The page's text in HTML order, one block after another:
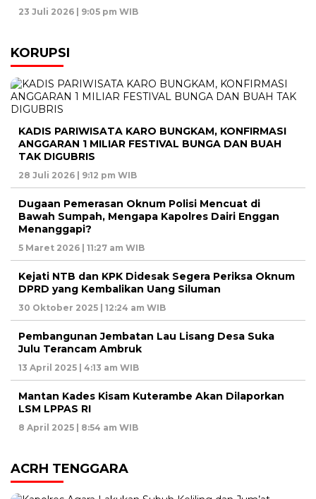
23 Juli 2026 | 9:05 pm WIB
KORUPSI
KADIS PARIWISATA KARO BUNGKAM, KONFIRMASI
ANGGARAN 1 MILIAR FESTIVAL BUNGA DAN BUAH
TAK DIGUBRIS
28 Juli 2026 | 9:12 pm WIB
Dugaan Pemerasan Oknum Polisi Mencuat di
Bawah Sumpah, Mengapa Kapolres Dairi Enggan
Menanggapi?
5 Maret 2026 | 11:27 am WIB
Kejati NTB dan KPK Didesak Segera Periksa Oknum
DPRD yang Kembalikan Uang Siluman
30 Oktober 2025 | 12:24 am WIB
Pembangunan Jembatan Lau Lisang Desa Suka
Julu Terancam Ambruk
13 April 2025 | 4:13 am WIB
Mantan Kades Kisam Kuterambe Akan Dilaporkan
LSM LPPAS RI
8 April 2025 | 8:54 am WIB
ACRH TENGGARA